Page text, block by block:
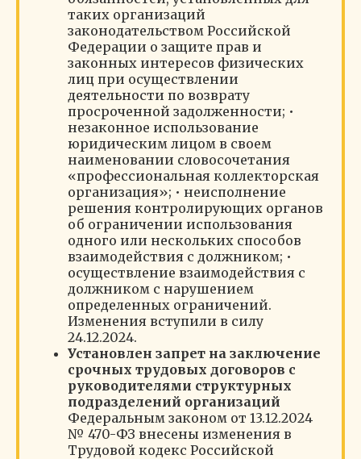
таких организаций
законодательством Российской
Федерации о защите прав и
законных интересов физических
лиц при осуществлении
деятельности по возврату
просроченной задолженности; •
незаконное использование
юридическим лицом в своем
наименовании словосочетания
«профессиональная коллекторская
организация»; • неисполнение
решения контролирующих органов
об ограничении использования
одного или нескольких способов
взаимодействия с должником; •
осуществление взаимодействия с
должником с нарушением
определенных ограничений.
Изменения вступили в силу
24.12.2024.
Установлен запрет на заключение
срочных трудовых договоров с
руководителями структурных
подразделений организаций
Федеральным законом от 13.12.2024
№ 470-ФЗ внесены изменения в
Трудовой кодекс Российской